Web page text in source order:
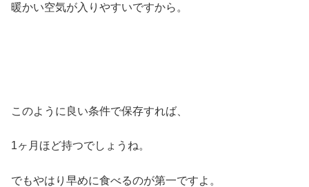
暖かい空気が入りやすいですから。
このように良い条件で保存すれば、
1ヶ月ほど持つでしょうね。
でもやはり早めに食べるのが第一ですよ。